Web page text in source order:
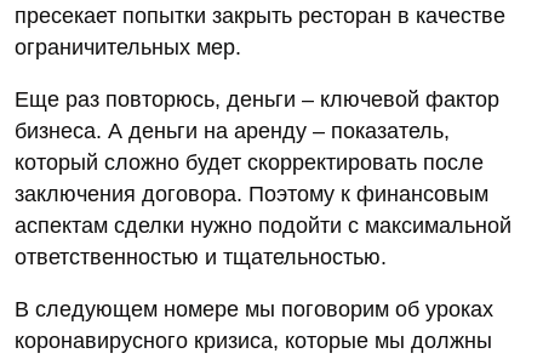
пресекает попытки закрыть ресторан в качестве
ограничительных мер.
Еще раз повторюсь, деньги – ключевой фактор
бизнеса. А деньги на аренду – показатель,
который сложно будет скорректировать после
заключения договора. Поэтому к финансовым
аспектам сделки нужно подойти с максимальной
ответственностью и тщательностью.
В следующем номере мы поговорим об уроках
коронавирусного кризиса, которые мы должны